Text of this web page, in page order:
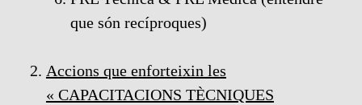
que són recíproques)
Accions que enforteixin les
« CAPACITACIONS TÈCNIQUES